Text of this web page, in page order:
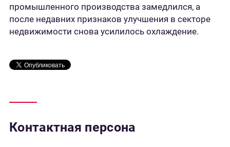
промышленного производства замедлился, а
после недавних признаков улучшения в секторе
недвижимости снова усилилось охлаждение.
Контактная персона